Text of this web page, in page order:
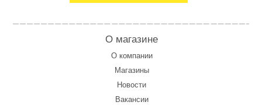
О магазине
О компании
Магазины
Новости
Вакансии